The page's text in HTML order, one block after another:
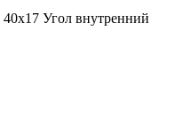
Угол внутренний